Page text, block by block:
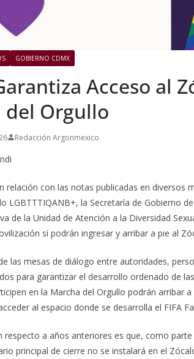
GOBIERNO CDMX
Acceso al
del Orgullo
Redacción Argonmexico
relación con las notas publicadas en diversos
LGBTTTIQANB+, la Secretaría de Gobierno
de la Unidad de Atención a la Diversidad
sí podrán ingresar y arribar a pie al
las mesas de diálogo entre autoridades,
para garantizar el desarrollo ordenado de
en la Marcha del Orgullo podrán arribar
al espacio donde se desarrolla el FIFA
respecto a años anteriores es que, como
principal de cierre no se instalará en el